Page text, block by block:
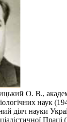
О. В.,
наук
діяч науки
Праці